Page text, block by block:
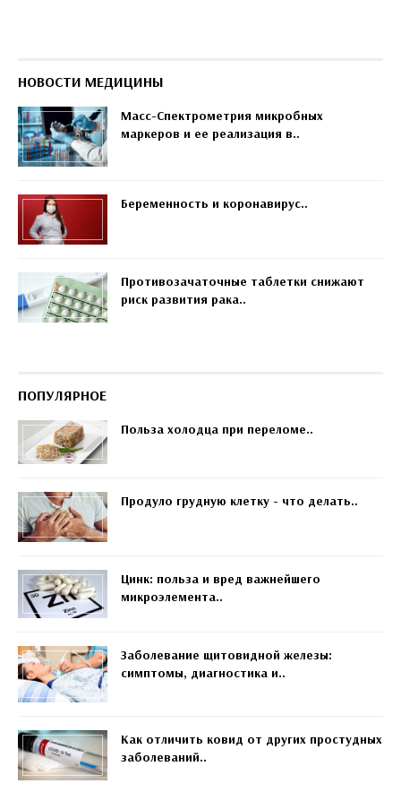
НОВОСТИ МЕДИЦИНЫ
Масс-Спектрометрия микробных
маркеров и ее реализация в..
Беременность и коронавирус..
Противозачаточные таблетки снижают
риск развития рака..
ПОПУЛЯРНОЕ
Польза холодца при переломе..
Продуло грудную клетку - что делать..
Цинк: польза и вред важнейшего
микроэлемента..
Заболевание щитовидной железы:
симптомы, диагностика и..
Как отличить ковид от других простудных
заболеваний..